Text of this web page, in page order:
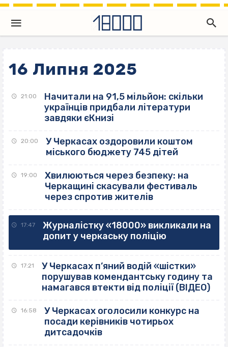
16 Липня 2025
21:00
Начитали на 91,5 мільйон: скільки
українців придбали літератури
завдяки єКнизі
20:00
У Черкасах оздоровили коштом
міського бюджету 745 дітей
19:00
Хвилюються через безпеку: на
Черкащині скасували фестиваль
через спротив жителів
17:47
Журналістку «18000» викликали на
допит у черкаську поліцію
17:21
У Черкасах п’яний водій «шістки»
порушував комендантську годину та
намагався втекти від поліції (ВІДЕО)
16:58
У Черкасах оголосили конкурс на
посади керівників чотирьох
дитсадочків